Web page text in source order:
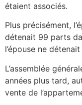
étaient associés.
Plus précisément,
détenait 99 parts
l’épouse ne
L’assemblée
années plus tard,
vente de